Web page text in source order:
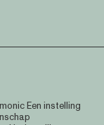
Een instelling